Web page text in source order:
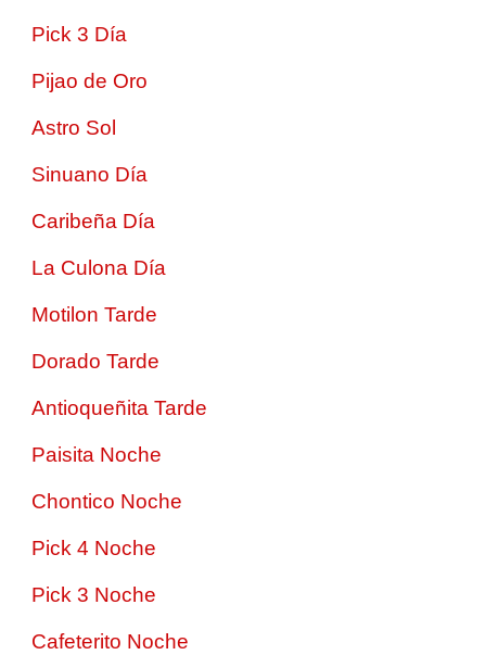
Pick 3 Día
Pijao de Oro
Astro Sol
Sinuano Día
Caribeña Día
La Culona Día
Motilon Tarde
Dorado Tarde
Antioqueñita Tarde
Paisita Noche
Chontico Noche
Pick 4 Noche
Pick 3 Noche
Cafeterito Noche